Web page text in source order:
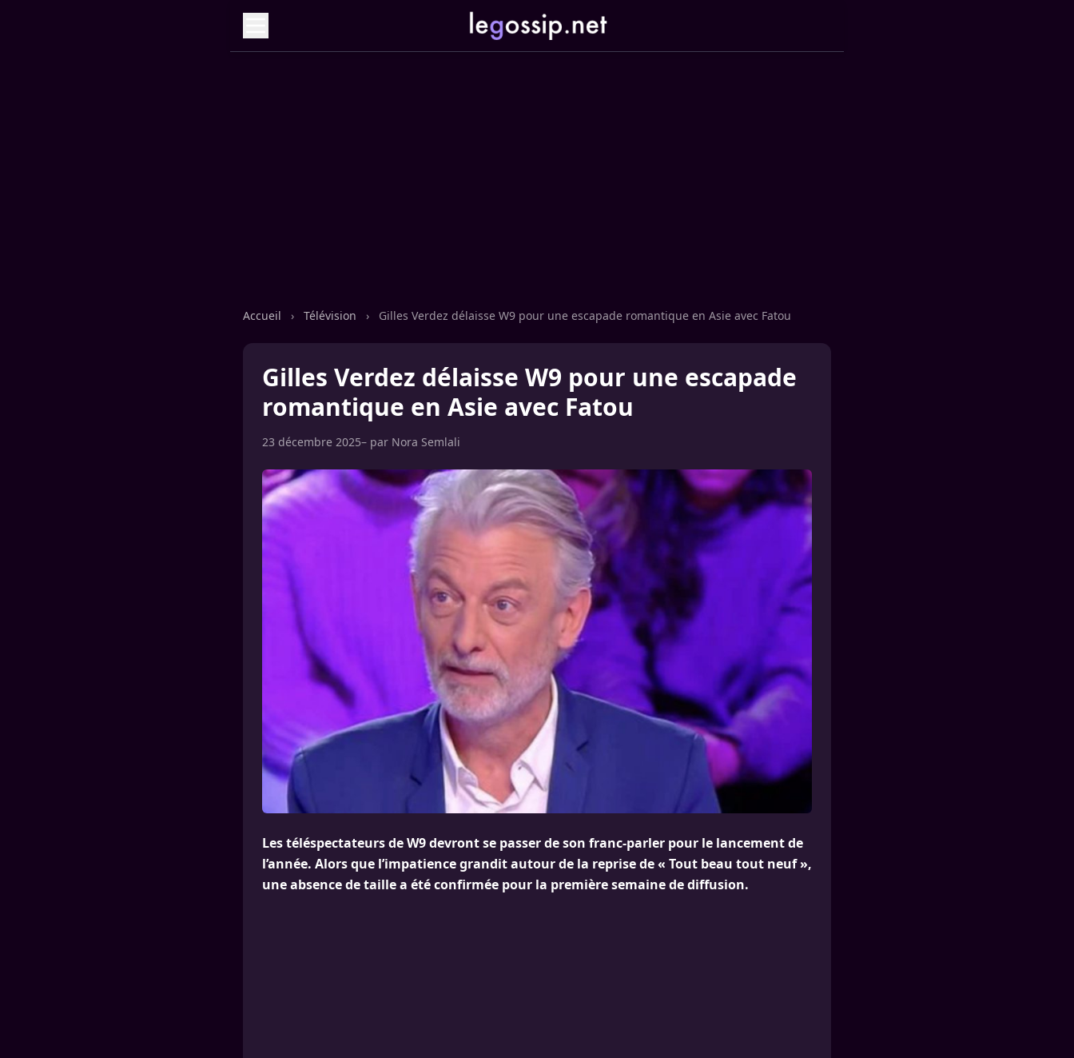
Accueil › Télévision › Gilles Verdez délaisse W9 pour une escapade romantique en Asie avec Fatou
Gilles Verdez délaisse W9 pour une escapade
romantique en Asie avec Fatou
23 décembre 2025– par Nora Semlali
Les téléspectateurs de W9 devront se passer de son franc-parler pour le lancement de
l’année. Alors que l’impatience grandit autour de la reprise de « Tout beau tout neuf »,
une absence de taille a été confirmée pour la première semaine de diffusion.